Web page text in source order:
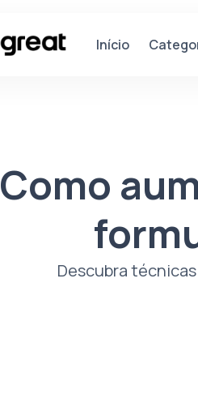
Início
Como
Descubra